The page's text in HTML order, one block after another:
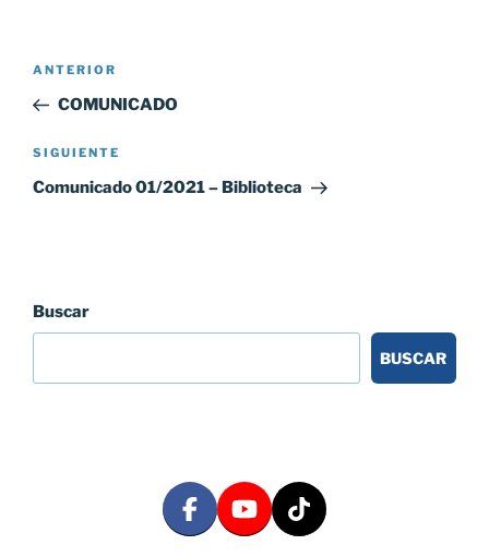
Navegación
entradas
Entrada
anterior:
ANTERIOR
COMUNICADO
Siguiente
entrada
SIGUIENTE
Comunicado 01/2021 – Biblioteca
Buscar
BUSCAR